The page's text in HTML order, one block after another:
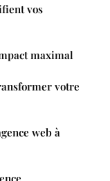
vos
maximal
votre
web à